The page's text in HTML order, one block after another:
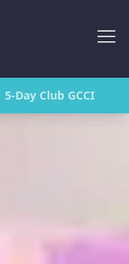
5-Day Club GCCI